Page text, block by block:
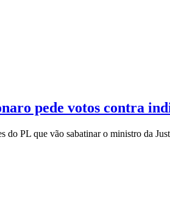
pede votos contra
do PL que vão sabatinar o ministro da